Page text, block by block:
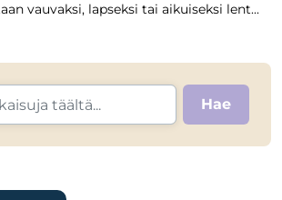
vauvaksi, lapseksi tai aikuiseksi lent...